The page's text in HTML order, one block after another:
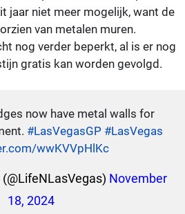
jaar niet meer mogelijk, want de
van metalen muren.
nog verder beperkt, al is er nog
gratis kan worden gevolgd.
now have metal walls for
#LasVegasGP #LasVegas
wwKVVpHlKc
November
18, 2024